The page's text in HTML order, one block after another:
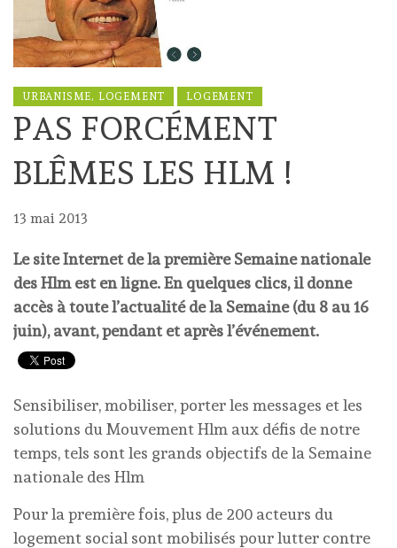
URBANISME, LOGEMENT LOGEMENT
PAS FORCÉMENT
BLÊMES LES HLM !
13 mai 2013
Le site Internet de la première Semaine nationale
des Hlm est en ligne. En quelques clics, il donne
accès à toute l’actualité de la Semaine (du 8 au 16
juin), avant, pendant et après l’événement.
Sensibiliser, mobiliser, porter les messages et les
solutions du Mouvement Hlm aux défis de notre
temps, tels sont les grands objectifs de la Semaine
nationale des Hlm
Pour la première fois, plus de 200 acteurs du
logement social sont mobilisés pour lutter contre